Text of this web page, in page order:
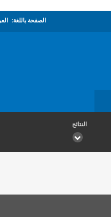
الصفحة باللغة:
النتائج